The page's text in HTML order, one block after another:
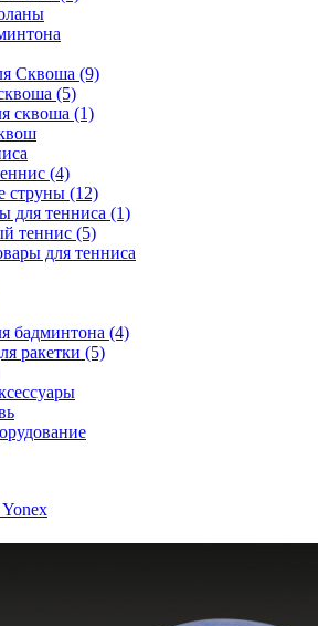
Сквоша (9)
(5)
сквоша (1)
(4)
струны (12)
для тенниса (1)
теннис (5)
для тенниса
бадминтона (4)
ракетки (5)